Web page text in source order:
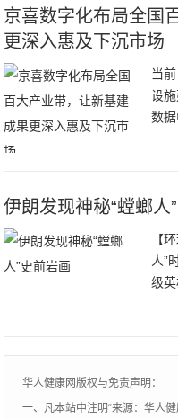
京喜数字化布局全国
更深入惠及下沉市场
当
设
数
集
伊朗发现神秘“螳螂人
【
人”
级
道
华人健康网版权与免责声明：
一、凡本站中注明“来源：华人